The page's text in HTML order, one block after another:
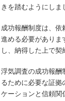
きを踏むようにしま
成功報酬制度は、依
進める必要がありま
し、納得した上で契
浮気調査の成功報酬
るために必要な証拠
ケーションと信頼関